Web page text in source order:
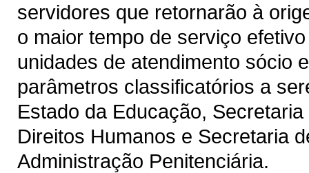
servidores que retornarão à
o maior tempo de serviço
unidades de atendimento sócio
parâmetros classificatórios a
Estado da Educação,
Direitos Humanos e Secretaria
Administração Penitenciária.